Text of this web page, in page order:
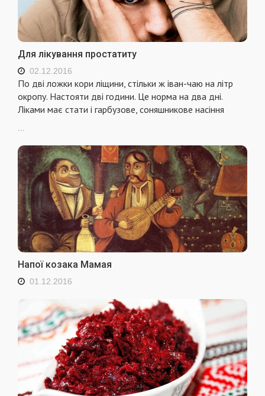
Для лікування простатиту
02.12.2016
По дві ложки кори ліщини, стільки ж іван-чаю на літр
окропу. Настояти дві години. Це норма на два дні.
Ліками має стати і гарбузове, соняшникове насіння
...
Напої козака Мамая
01.12.2016